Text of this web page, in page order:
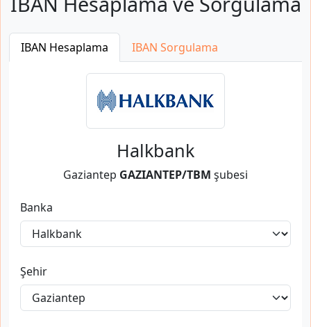
IBAN Hesaplama IBAN Sorgulama
Halkbank
Gaziantep GAZIANTEP/TBM şubesi
Banka
Şehir